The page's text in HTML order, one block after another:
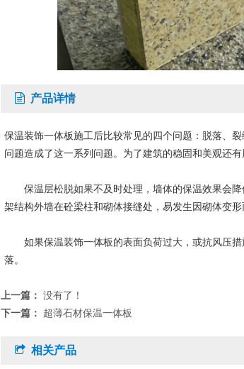
产品详情
保温装饰一体板施工后比较常见的四个问题：脱落、
问题造成了这一系列问题。为了建筑的稳固和美观还
保温层松脱如果不及时处理，墙体的保温效果会降
架结构外墙在砼梁柱和砌体接缝处，易发生因砌体变
如果保温装饰一体板的表面负荷过大，或抗风压措
落。
上一篇： 没有了！
下一篇：
超薄石材保温一体板
相关产品